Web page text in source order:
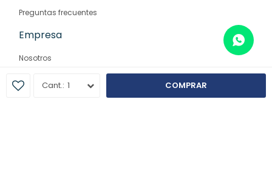
1 COMPRAR
Preguntas frecuentes
Empresa
Nosotros